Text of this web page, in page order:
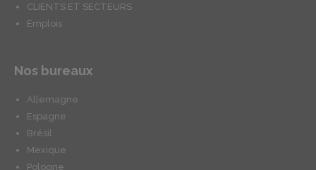
CLIENTS ET SECTEURS
Emplois
Nos bureaux
Allemagne
Espagne
Brésil
Mexique
Pologne